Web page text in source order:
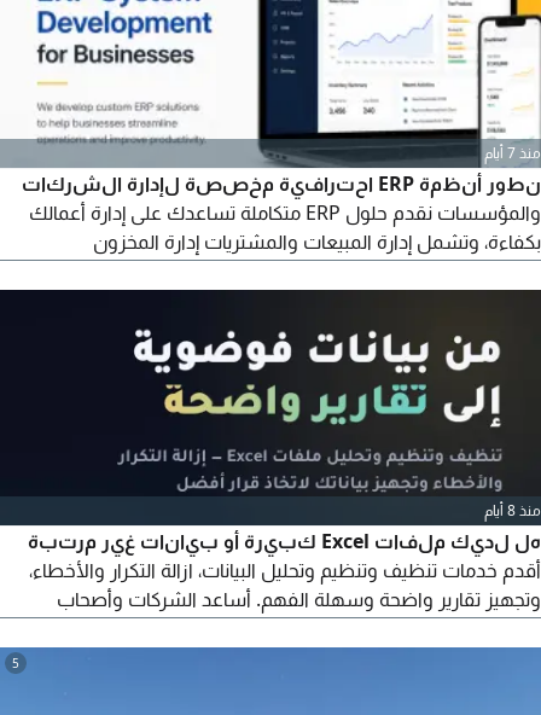
منذ 7 أيام
نطور أنظمة ERP احترافية مخصصة لإدارة الشركات
والمؤسسات نقدم حلول ERP متكاملة تساعدك على إدارة أعمالك
بكفاءة، وتشمل إدارة المبيعات والمشتريات إدارة المخزون
الفروع والصلاحيات تطوير أنظمة مخصصة حسب احتياجات شركتك
حلول حديثة، آمنة، وقابلة للتوسع لجميع أنواع الشركات
منذ 8 أيام
هل لديك ملفات Excel كبيرة أو بيانات غير مرتبة
أقدم خدمات تنظيف وتنظيم وتحليل البيانات، ازالة التكرار والأخطاء،
وتجهيز تقارير واضحة وسهلة الفهم. أساعد الشركات وأصحاب
5